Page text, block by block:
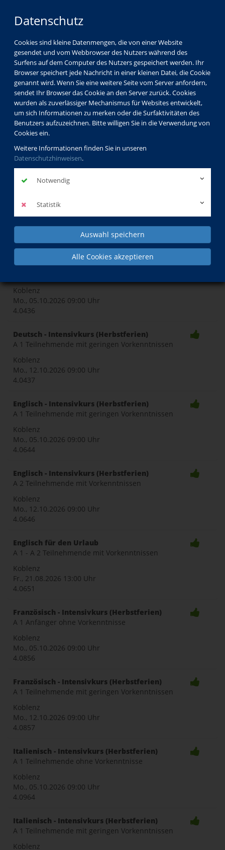
Datenschutz
Cookies sind kleine Datenmengen, die von einer Website
gesendet und vom Webbrowser des Nutzers während des
Surfens auf dem Computer des Nutzers gespeichert werden. Ihr
Browser speichert jede Nachricht in einer kleinen Datei, die Cookie
genannt wird. Wenn Sie eine weitere Seite vom Server anfordern,
sendet Ihr Browser das Cookie an den Server zurück. Cookies
wurden als zuverlässiger Mechanismus für Websites entwickelt,
um sich Informationen zu merken oder die Surfaktivitäten des
Benutzers aufzuzeichnen. Bitte willigen Sie in die Verwendung von
Cookies ein.
Weitere Informationen finden Sie in unseren
Datenschutzhinweisen.
Notwendig
Statistik
Auswahl speichern
Alle Cookies akzeptieren
Ferienkurse
Ferienkurse
Toggle
Deutsch - Intensivkurs (Herbstferien)
Koblenz
Mo., 05.10.2026 09:00 Uhr
4.0436
Deutsch - Intensivkurs (Herbstferien)
A 1 Teilnehmende mit geringen Vorkenntnissen
Koblenz
Mo., 12.10.2026 09:00 Uhr
4.0437
Englisch - Intensivkurs (Herbstferien)
A 1 Teilnehmende mit geringen Vorkenntnissen
Koblenz
Mo., 05.10.2026 09:00 Uhr
4.0644
Englisch - Intensivkurs (Herbstferien)
A 2 Teilnehmende mit Vorkenntnissen
Koblenz
Mo., 12.10.2026 09:00 Uhr
4.0646
Englisch für den Urlaub
A 1 - A 2 Teilnehmende mit Vorkenntnissen
Koblenz
Fr., 21.08.2026 13:00 Uhr
4.0651
Französisch - Intensivkurs (Herbstferien)
A 1 Anfänger ohne Vorkenntnisse
Koblenz
Mo., 05.10.2026 09:00 Uhr
4.0856
Französisch - Intensivkurs (Herbstferien)
A 1 Teilnehmende mit geringen Vorkenntnissen
Koblenz
Mo., 12.10.2026 09:00 Uhr
4.0857
Italienisch - Intensivkurs (Herbstferien)
A 1 Teilnehmende ohne Vorkenntnisse
Koblenz
Mo., 05.10.2026 09:00 Uhr
4.0964
Italienisch - Intensivkurs (Herbstferien)
A 1 Teilnehmende mit geringen Vorkenntnissen
Koblenz